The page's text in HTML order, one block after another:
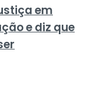
em
e diz que